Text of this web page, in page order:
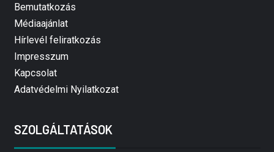
Bemutatkozás
Médiaajánlat
Hírlevél feliratkozás
Impresszum
Kapcsolat
Adatvédelmi Nyilatkozat
SZOLGÁLTATÁSOK